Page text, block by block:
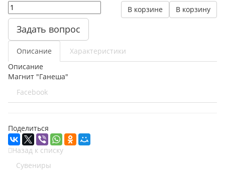
В корзину
В корзине
Задать вопрос
Описание
Характеристики
Описание
Магнит "Ганеша"
Facebook
Поделиться
Назад к списку
Сувениры